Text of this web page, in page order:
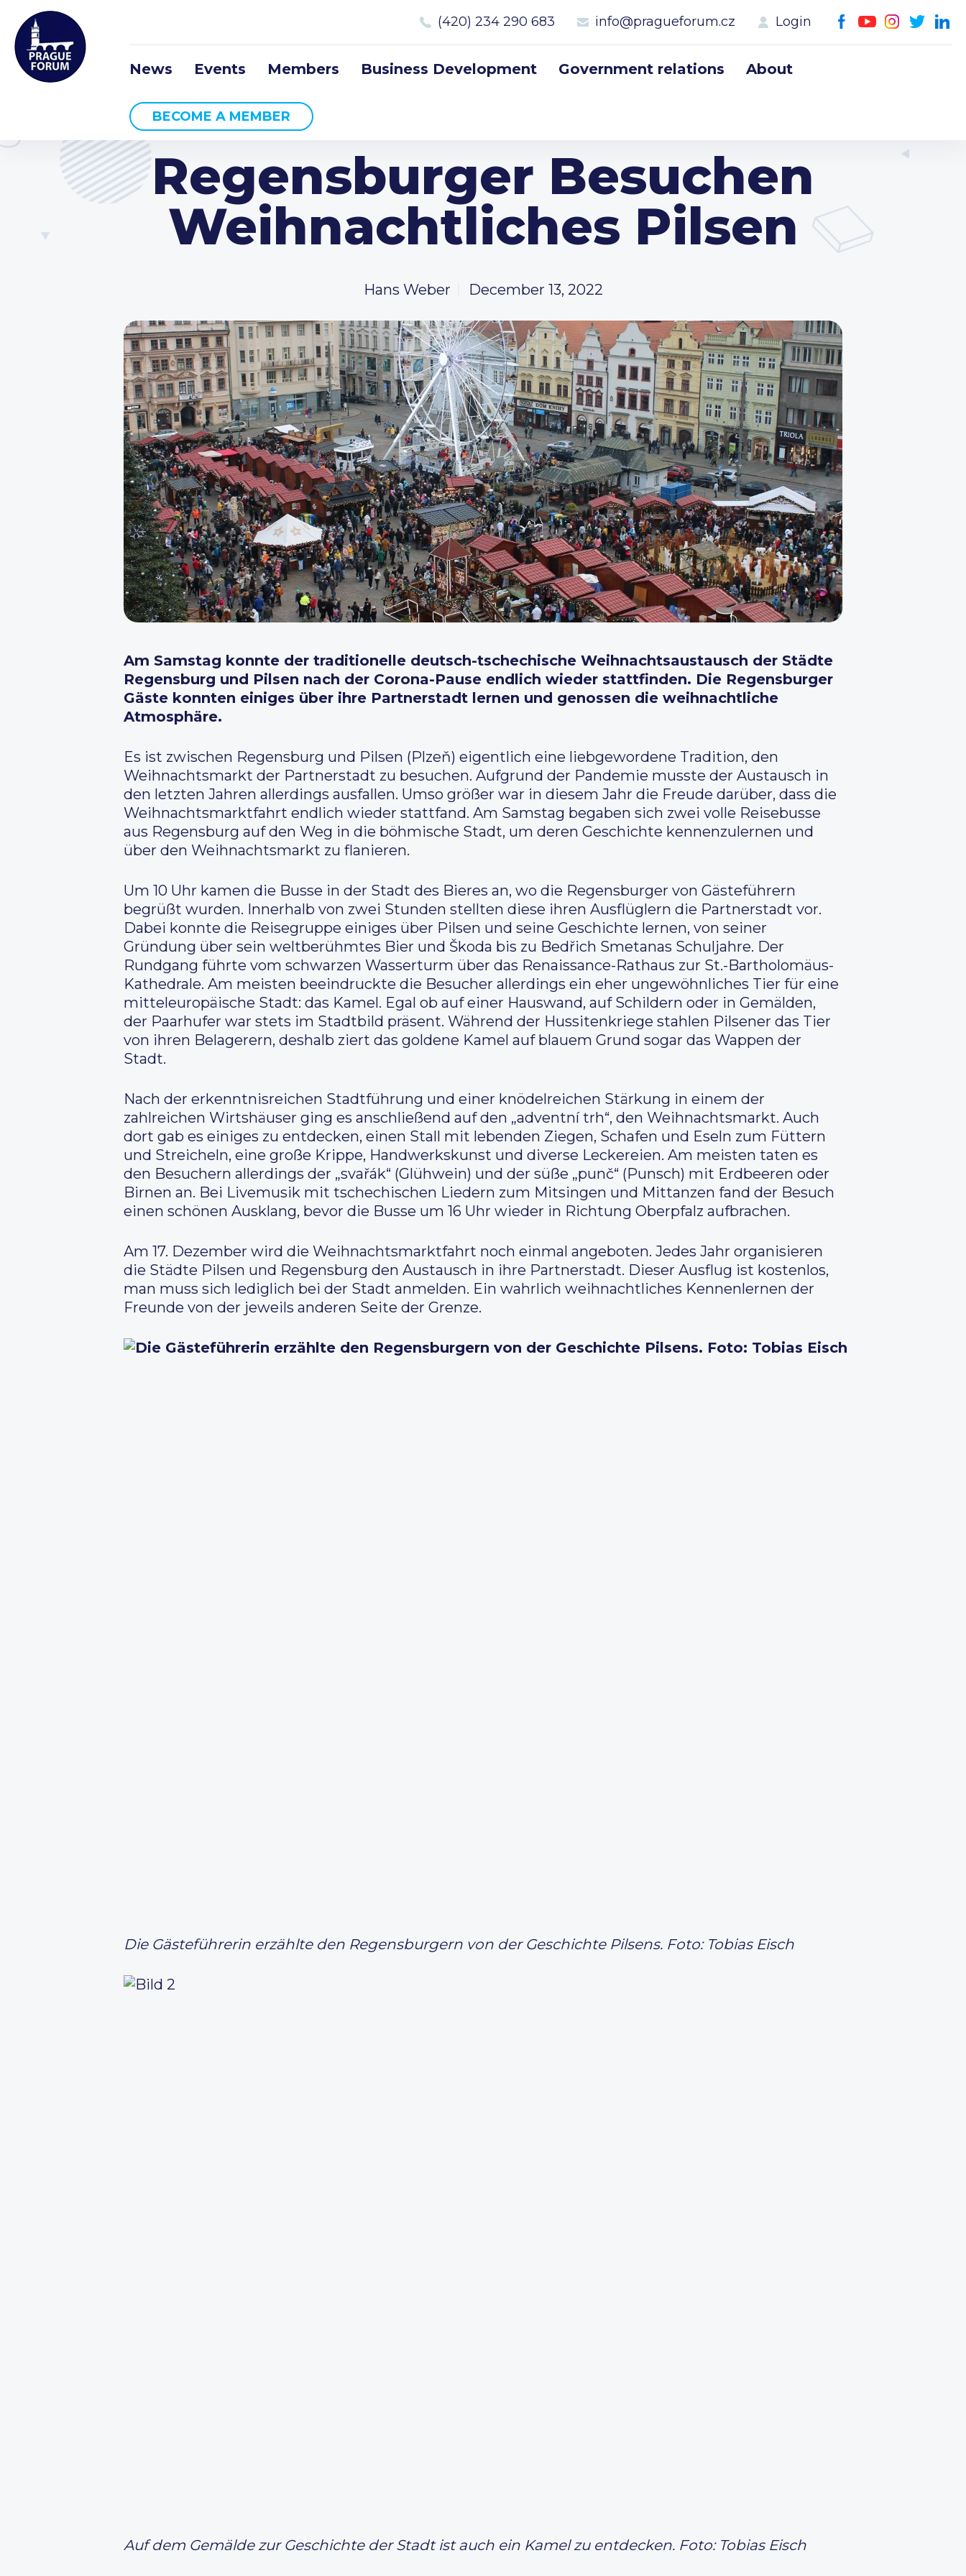
(420) 234 290 683 info@pragueforum.cz Login
News Events Members Business Development Government relations About
BECOME A MEMBER
Regensburger Besuchen
Weihnachtliches Pilsen
Hans Weber December 13, 2022
Am Samstag konnte der traditionelle deutsch-tschechische Weihnachtsaustausch der Städte
Regensburg und Pilsen nach der Corona-Pause endlich wieder stattfinden. Die Regensburger
Gäste konnten einiges über ihre Partnerstadt lernen und genossen die weihnachtliche
Atmosphäre.
Es ist zwischen Regensburg und Pilsen (Plzeň) eigentlich eine liebgewordene Tradition, den
Weihnachtsmarkt der Partnerstadt zu besuchen. Aufgrund der Pandemie musste der Austausch in
den letzten Jahren allerdings ausfallen. Umso größer war in diesem Jahr die Freude darüber, dass die
Weihnachtsmarktfahrt endlich wieder stattfand. Am Samstag begaben sich zwei volle Reisebusse
aus Regensburg auf den Weg in die böhmische Stadt, um deren Geschichte kennenzulernen und
über den Weihnachtsmarkt zu flanieren.
Um 10 Uhr kamen die Busse in der Stadt des Bieres an, wo die Regensburger von Gästeführern
begrüßt wurden. Innerhalb von zwei Stunden stellten diese ihren Ausflüglern die Partnerstadt vor.
Dabei konnte die Reisegruppe einiges über Pilsen und seine Geschichte lernen, von seiner
Gründung über sein weltberühmtes Bier und Škoda bis zu Bedřich Smetanas Schuljahre. Der
Rundgang führte vom schwarzen Wasserturm über das Renaissance-Rathaus zur St.-Bartholomäus-
Kathedrale. Am meisten beeindruckte die Besucher allerdings ein eher ungewöhnliches Tier für eine
mitteleuropäische Stadt: das Kamel. Egal ob auf einer Hauswand, auf Schildern oder in Gemälden,
der Paarhufer war stets im Stadtbild präsent. Während der Hussitenkriege stahlen Pilsener das Tier
von ihren Belagerern, deshalb ziert das goldene Kamel auf blauem Grund sogar das Wappen der
Stadt.
Nach der erkenntnisreichen Stadtführung und einer knödelreichen Stärkung in einem der
zahlreichen Wirtshäuser ging es anschließend auf den „adventní trh“, den Weihnachtsmarkt. Auch
dort gab es einiges zu entdecken, einen Stall mit lebenden Ziegen, Schafen und Eseln zum Füttern
und Streicheln, eine große Krippe, Handwerkskunst und diverse Leckereien. Am meisten taten es
den Besuchern allerdings der „svařák“ (Glühwein) und der süße „punč“ (Punsch) mit Erdbeeren oder
Birnen an. Bei Livemusik mit tschechischen Liedern zum Mitsingen und Mittanzen fand der Besuch
einen schönen Ausklang, bevor die Busse um 16 Uhr wieder in Richtung Oberpfalz aufbrachen.
Am 17. Dezember wird die Weihnachtsmarktfahrt noch einmal angeboten. Jedes Jahr organisieren
die Städte Pilsen und Regensburg den Austausch in ihre Partnerstadt. Dieser Ausflug ist kostenlos,
man muss sich lediglich bei der Stadt anmelden. Ein wahrlich weihnachtliches Kennenlernen der
Freunde von der jeweils anderen Seite der Grenze.
Die Gästeführerin erzählte den Regensburgern von der Geschichte Pilsens. Foto: Tobias Eisch
Auf dem Gemälde zur Geschichte der Stadt ist auch ein Kamel zu entdecken. Foto: Tobias Eisch